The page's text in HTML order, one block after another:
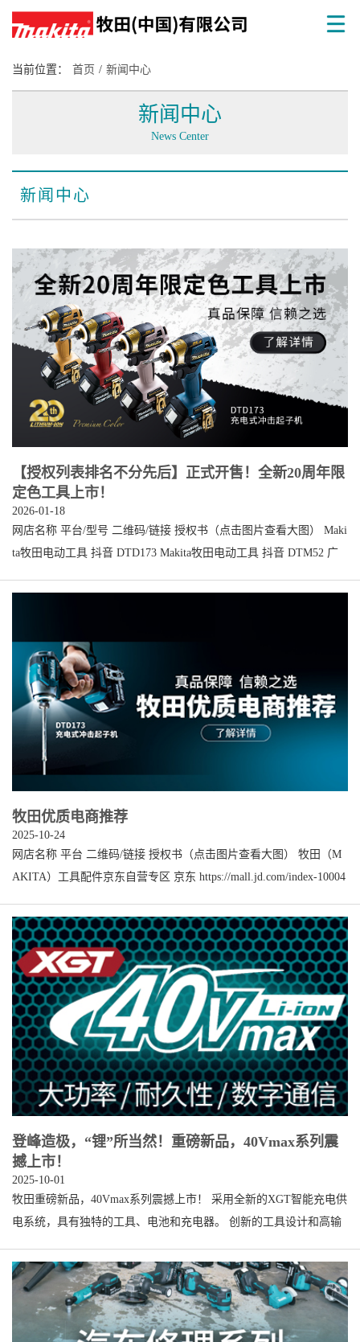
当前位置： 首页 / 新闻中心
新闻中心
News Center
新闻中心
【授权列表排名不分先后】正式开售！全新20周年限
定色工具上市！
2026-01-18
网店名称 平台/型号 二维码/链接 授权书（点击图片查看大图） Maki
ta牧田电动工具 抖音 DTD173 Makita牧田电动工具 抖音 DTM52 广
om/ makita牧田真毅专卖店 京东 DTD173 https://makitazhenyi.tmall.co
m/ makita牧田真毅专...
牧田优质电商推荐
2025-10-24
网店名称 平台 二维码/链接 授权书（点击图片查看大图） 牧田（M
AKITA）工具配件京东自营专区 京东 https://mall.jd.com/index-10004
ex-10229298.html?from=pc 青岛宏景机电设备 淘宝 https://shop111187
640.taobao.com/?spm=a1z10.1-c-s.0.0.521758d6p9afSI 广青五金专营店
天猫 https://shop113241418.taobao.com/ 厚卓德品五金专营店 天猫 htt
ps://detail....
登峰造极，“锂”所当然！重磅新品，40Vmax系列震
撼上市！
2025-10-01
牧田重磅新品，40Vmax系列震撼上市！ 采用全新的XGT智能充电供
电系统，具有独特的工具、电池和充电器。 创新的工具设计和高输
击 了解更多